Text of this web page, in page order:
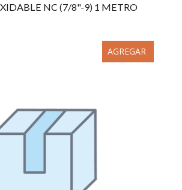
NC (7/8"-9) 1 METRO
AGREGAR